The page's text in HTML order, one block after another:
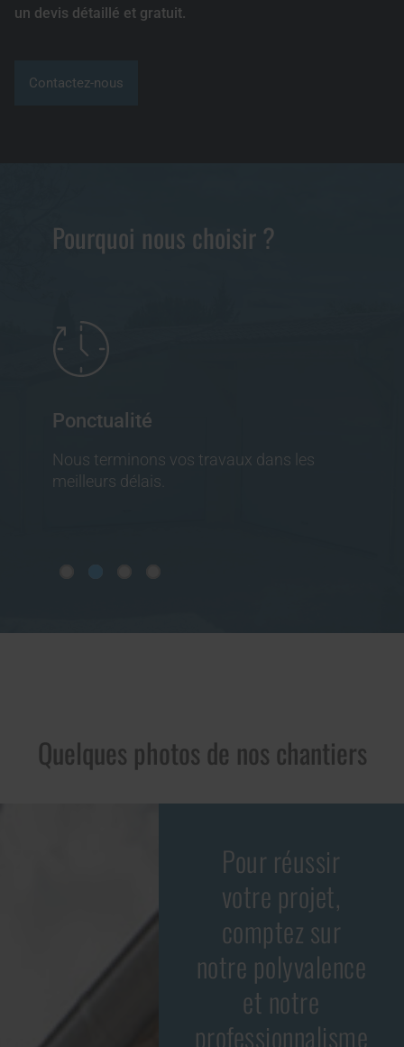
un devis détaillé et gratuit.
Contactez-nous
Pourquoi nous choisir ?
Expérience
Forts de nos années expérience, nous vous
faisons profiter de nos conseils d’experts.
Quelques photos de nos chantiers
Pour réussir
votre projet,
comptez sur
notre polyvalence
et notre
professionnalisme